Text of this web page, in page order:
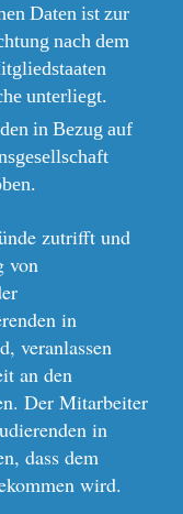
Daten ist zur
nach dem
unterliegt.
in Bezug auf
zutrifft und
von
in
veranlassen
an den
Der Mitarbeiter
in
dass dem
wird.